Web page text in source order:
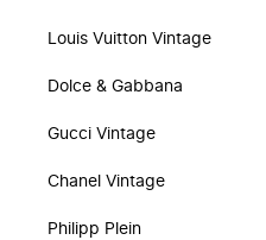
Louis Vuitton Vintage
Dolce & Gabbana
Gucci Vintage
Chanel Vintage
Philipp Plein